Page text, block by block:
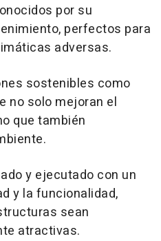
por su
perfectos para
adversas.
sostenibles como
no solo mejoran el
que también
y ejecutado con un
y la funcionalidad,
sean
atractivas.